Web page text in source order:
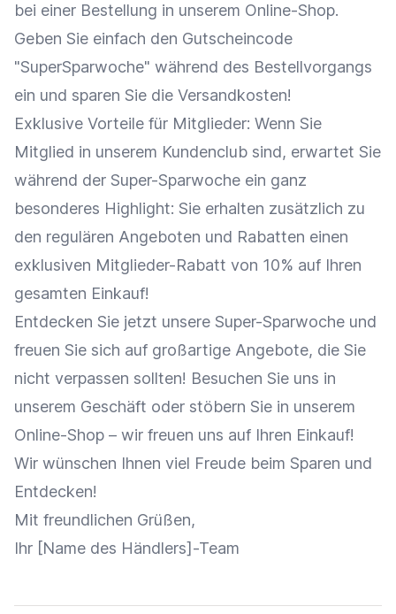
bei einer Bestellung in unserem Online-Shop.
Geben Sie einfach den Gutscheincode
"SuperSparwoche" während des Bestellvorgangs
ein und sparen Sie die Versandkosten!
Exklusive Vorteile für Mitglieder: Wenn Sie
Mitglied in unserem Kundenclub sind, erwartet Sie
während der Super-Sparwoche ein ganz
besonderes Highlight: Sie erhalten zusätzlich zu
den regulären Angeboten und Rabatten einen
exklusiven Mitglieder-Rabatt von 10% auf Ihren
gesamten Einkauf!
Entdecken Sie jetzt unsere Super-Sparwoche und
freuen Sie sich auf großartige Angebote, die Sie
nicht verpassen sollten! Besuchen Sie uns in
unserem Geschäft oder stöbern Sie in unserem
Online-Shop – wir freuen uns auf Ihren Einkauf!
Wir wünschen Ihnen viel Freude beim Sparen und
Entdecken!
Mit freundlichen Grüßen,
Ihr [Name des Händlers]-Team